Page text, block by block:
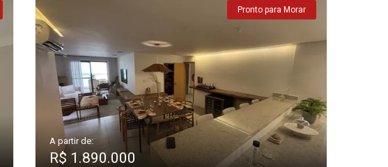
Pronto para Morar
A partir de:
R$ 1.890.000